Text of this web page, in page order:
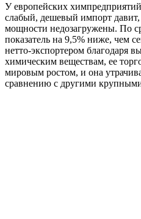
У европейских
слабый, дешевый импорт
мощности недозагружены. По
показатель на 9,5% ниже, чем
нетто-экспортером благодаря
химическим веществам, ее
мировым ростом, и она
сравнению с другими